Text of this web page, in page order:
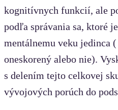
kognitívnych funkcií, ale
podľa správania sa, ktoré
mentálnemu veku jedinca
oneskorený alebo nie).
s delením tejto celkovej
vývojových porúch do